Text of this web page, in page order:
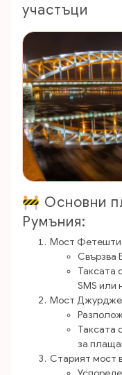
участъци
🚧 Основни
Румъния:
Мост
Свързва
Таксата
SMS или
Мост
Таксата
за
Старият мост